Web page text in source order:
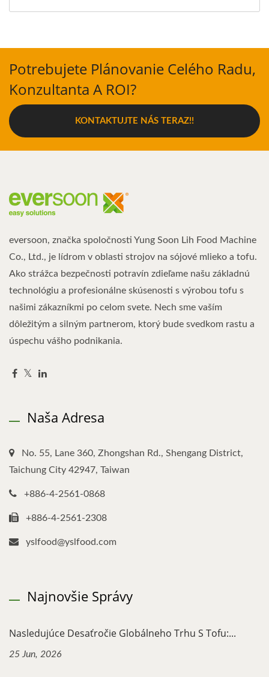
Potrebujete Plánovanie Celého Radu,
Konzultanta A ROI?
KONTAKTUJTE NÁS TERAZ!!
eversoon, značka spoločnosti Yung Soon Lih Food Machine
Co., Ltd., je lídrom v oblasti strojov na sójové mlieko a tofu.
Ako strážca bezpečnosti potravín zdieľame našu základnú
technológiu a profesionálne skúsenosti s výrobou tofu s
našimi zákazníkmi po celom svete. Nech sme vaším
dôležitým a silným partnerom, ktorý bude svedkom rastu a
úspechu vášho podnikania.
Naša Adresa
No. 55, Lane 360, Zhongshan Rd., Shengang District,
Taichung City 42947, Taiwan
+886-4-2561-0868
+886-4-2561-2308
yslfood@yslfood.com
Najnovšie Správy
Nasledujúce Desaťročie Globálneho Trhu S Tofu:...
25 Jun, 2026